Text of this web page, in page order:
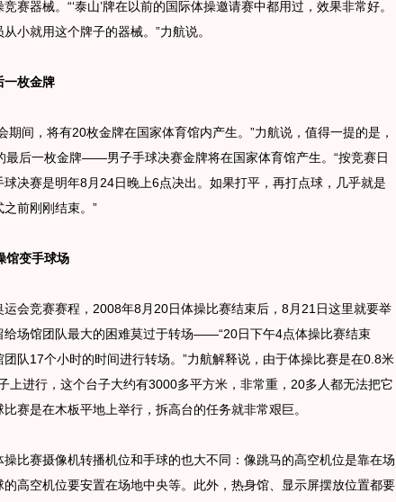
赛器械。“‘泰山’牌在以前的国际体操邀请赛中都用过，效果非常好。
小就用这个牌子的器械。”力航说。
一枚金牌
间，将有20枚金牌在国家体育馆内产生。”力航说，值得一提的是，
最后一枚金牌——男子手球决赛金牌将在国家体育馆产生。“按竞赛日
球决赛是明年8月24日晚上6点决出。如果打平，再打点球，几乎就是
前刚刚结束。”
馆变手球场
竞赛赛程，2008年8月20日体操比赛结束后，8月21日这里就要举
给场馆团队最大的困难莫过于转场——“20日下午4点体操比赛结束
团队17个小时的时间进行转场。”力航解释说，由于体操比赛是在0.8米
上进行，这个台子大约有3000多平方米，非常重，20多人都无法把它
赛是在木板平地上举行，拆高台的任务就非常艰巨。
赛摄像机转播机位和手球的也大不同：像跳马的高空机位是靠在场
的高空机位要安置在场地中央等。此外，热身馆、显示屏摆放位置都要